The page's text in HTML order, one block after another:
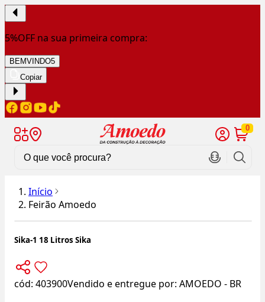
5%OFF na sua primeira compra:
BEMVINDO5
Copiar
0
Início
Feirão Amoedo
Sika-1 18 Litros Sika
cód: 403900Vendido e entregue por: AMOEDO - BR